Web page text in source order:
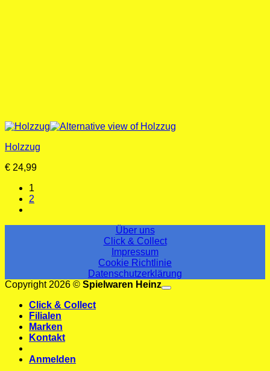
Holzzug
€ 24,99
1
2
Über uns
Click & Collect
Impressum
Cookie Richtlinie
Datenschutzerklärung
Copyright 2026 © Spielwaren Heinz
Click & Collect
Filialen
Marken
Kontakt
Anmelden